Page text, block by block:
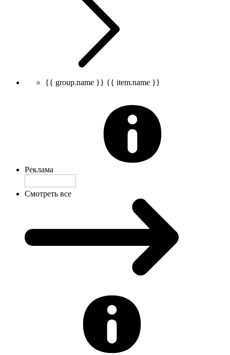
{{ group.name }} {{ item.name }}
Реклама
Смотреть все